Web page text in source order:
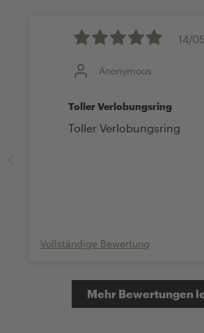
14/
Anonymous
Toller Verlobungsring
Toller Verlobungsring
Vollständige Bewertung
Mehr Bewertungen